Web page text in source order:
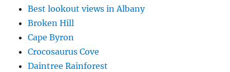
Best lookout views in Albany
Broken Hill
Cape Byron
Crocosaurus Cove
Daintree Rainforest